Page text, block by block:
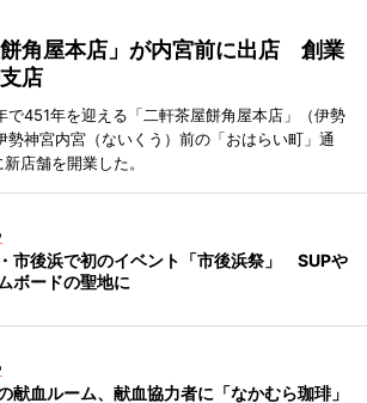
角屋本店」が内宮前に出店 創業
店
で451年を迎える「二軒茶屋餅角屋本店」（伊勢
勢神宮内宮（ないくう）前の「おはらい町」通
店舗を開業した。
市後浜で初のイベント「市後浜祭」 SUPや
ボードの聖地に
献血ルーム、献血協力者に「なかむら珈琲」